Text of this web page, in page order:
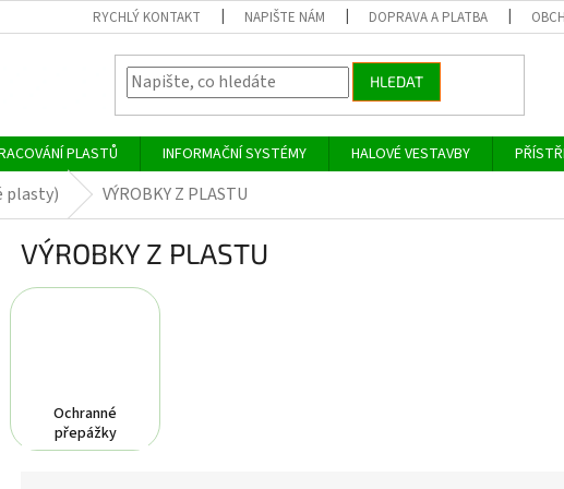
RYCHLÝ KONTAKT NAPIŠTE NÁM DOPRAVA A PLATBA
HLEDAT
PLASTŮ INFORMAČNÍ SYSTÉMY HALOVÉ VESTAVBY
plasty) VÝROBKY Z PLASTU
VÝROBKY Z PLASTU
Ochranné
přepážky